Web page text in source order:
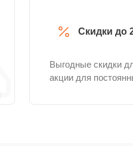
Скидки до
Выгодные скидки
акции для